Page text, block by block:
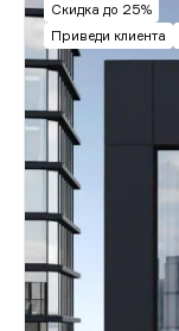
Скидка до 25%
Приведи клиента